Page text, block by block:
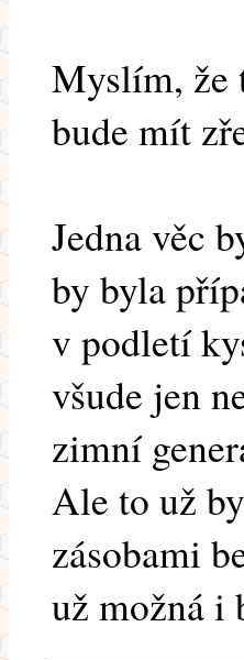
Myslím, že
bude mít
Jedna věc
by byla
v podletí
všude jen
zimní
Ale to už
zásobami
už možná i